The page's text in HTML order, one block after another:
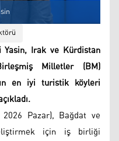
Irak ve Kürdistan
Milletler (BM)
en iyi turistik köyleri
Pazar), Bağdat ve
için iş birliği